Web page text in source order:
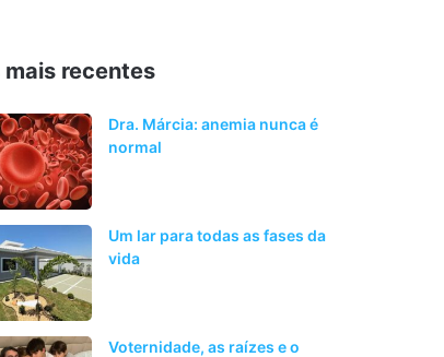
mais recentes
Dra. Márcia: anemia nunca é
normal
Um lar para todas as fases da
vida
Voternidade, as raízes e o